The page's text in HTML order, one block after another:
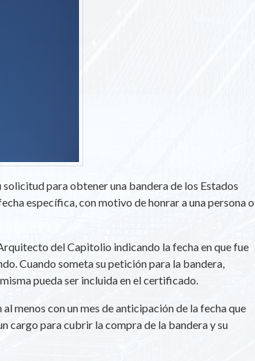
para obtener una bandera de los Estados
específica, con motivo de honrar a una persona o
del Capitolio indicando la fecha en que fue
Cuando someta su petición para la bandera,
pueda ser incluida en el certificado.
menos con un mes de anticipación de la fecha que
cargo para cubrir la compra de la bandera y su